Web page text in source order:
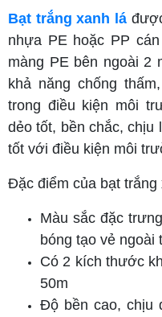
Bạt trắng xanh lá
nhựa PE hoặc PP
màng PE bên ngoài 2
khả năng chống
trong điều kiện môi
dẻo tốt, bền chắc,
tốt với điều kiện môi
Đặc điểm của bạt trắng
Màu sắc đặc
bóng tạo vẻ ngoài
Có 2 kích thước
50m
Độ bền cao, chịu